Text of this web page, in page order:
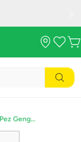
Flexors Monster Pez Genghis Muñeco Elástico